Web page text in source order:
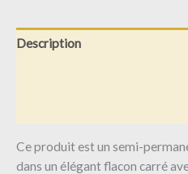
Description
Ce produit est un semi-
dans un élégant flacon carré